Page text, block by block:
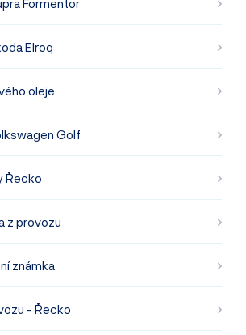
Formentor
Elroq
oleje
Golf
Řecko
z provozu
známka
- Řecko